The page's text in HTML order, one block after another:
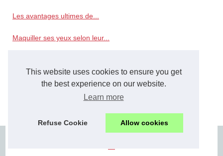
This website uses cookies to ensure you get
the best experience on our website.
Learn more
Refuse Cookie Allow cookies
Les avantages ultimes de...
Maquiller ses yeux selon leur...
La Fusion du Luxe et de...